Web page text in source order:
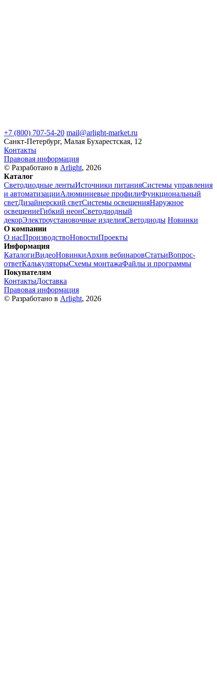
+7 (800) 707-54-20 mail@arlight-market.ru
Санкт-Петербург, Малая Бухарестская, 12
Контакты
Правовая информация
© Разработано в Arlight, 2026
Каталог
Светодиодные лентыИсточники питанияСистемы управления
и автоматизацииАлюминиевые профилиФункциональный
светДизайнерский светСистемы освещенияНаружное
освещениеГибкий неонСветодиодный
декорЭлектроустановочные изделияСветодиоды Новинки
О компании
О насПроизводствоНовостиПроекты
Информация
КаталогиВидеоНовинкиАрхив вебинаровСтатьиВопрос-
ответКалькуляторыСхемы монтажаФайлы и программы
Покупателям
КонтактыДоставка
Правовая информация
© Разработано в Arlight, 2026